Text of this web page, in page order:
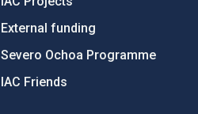
External funding
Severo Ochoa Programme
IAC Friends